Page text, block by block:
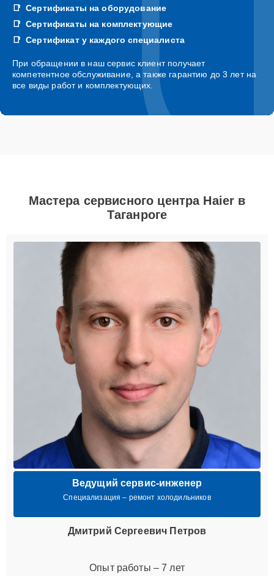
Сертификаты на оборудование
Сертификаты на комплектующие
Сертификат у каждого специалиста
При обращении в наш сервис клиент получает
компетентное обслуживание, а также гарантию до 3 лет на
все виды работ и комплектующих.
Мастера сервисного центра Haier в
Таганроге
Ведущий сервис-инженер
Специализация – ремонт холодильников
Дмитрий Сергеевич Петров
Опыт работы – 7 лет